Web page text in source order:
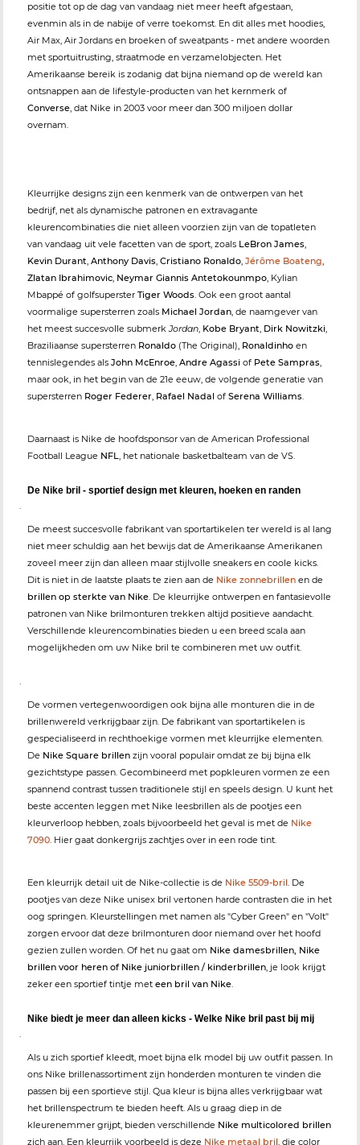
positie tot op de dag van vandaag niet meer heeft afgestaan,
evenmin als in de nabije of verre toekomst. En dit alles met hoodies,
Air Max, Air Jordans en broeken of sweatpants - met andere woorden
met sportuitrusting, straatmode en verzamelobjecten. Het
Amerikaanse bereik is zodanig dat bijna niemand op de wereld kan
ontsnappen aan de lifestyle-producten van het kernmerk of
Converse, dat Nike in 2003 voor meer dan 300 miljoen dollar
overnam.
Kleurrijke designs zijn een kenmerk van de ontwerpen van het
bedrijf, net als dynamische patronen en extravagante
kleurencombinaties die niet alleen voorzien zijn van de topatleten
van vandaag uit vele facetten van de sport, zoals LeBron James,
Kevin Durant, Anthony Davis, Cristiano Ronaldo, Jérôme Boateng,
Zlatan Ibrahimovic, Neymar Giannis Antetokounmpo, Kylian
Mbappé of golfsuperster Tiger Woods. Ook een groot aantal
voormalige supersterren zoals Michael Jordan, de naamgever van
het meest succesvolle submerkJordan, Kobe Bryant, Dirk Nowitzki,
Braziliaanse supersterren Ronaldo (The Original), Ronaldinho en
tennislegendes als John McEnroe, Andre Agassi of Pete Sampras,
maar ook, in het begin van de 21e eeuw, de volgende generatie van
supersterren Roger Federer, Rafael Nadal of Serena Williams.
Daarnaast is Nike de hoofdsponsor van de American Professional
Football League NFL, het nationale basketbalteam van de VS.
De Nike bril - sportief design met kleuren, hoeken en randen
.
De meest succesvolle fabrikant van sportartikelen ter wereld is al lang
niet meer schuldig aan het bewijs dat de Amerikaanse Amerikanen
zoveel meer zijn dan alleen maar stijlvolle sneakers en coole kicks.
Dit is niet in de laatste plaats te zien aan de Nike zonnebrillen en de
brillen op sterkte van Nike. De kleurrijke ontwerpen en fantasievolle
patronen van Nike brilmonturen trekken altijd positieve aandacht.
Verschillende kleurencombinaties bieden u een breed scala aan
mogelijkheden om uw Nike bril te combineren met uw outfit.
.
De vormen vertegenwoordigen ook bijna alle monturen die in de
brillenwereld verkrijgbaar zijn. De fabrikant van sportartikelen is
gespecialiseerd in rechthoekige vormen met kleurrijke elementen.
De Nike Square brillen zijn vooral populair omdat ze bij bijna elk
gezichtstype passen. Gecombineerd met popkleuren vormen ze een
spannend contrast tussen traditionele stijl en speels design. U kunt het
beste accenten leggen met Nike leesbrillen als de pootjes een
kleurverloop hebben, zoals bijvoorbeeld het geval is met de Nike
7090. Hier gaat donkergrijs zachtjes over in een rode tint.
Een kleurrijk detail uit de Nike-collectie is de Nike 5509-bril. De
pootjes van deze Nike unisex bril vertonen harde contrasten die in het
oog springen. Kleurstellingen met namen als "Cyber Green" en "Volt"
zorgen ervoor dat deze brilmonturen door niemand over het hoofd
gezien zullen worden. Of het nu gaat om Nike damesbrillen, Nike
brillen voor heren of Nike juniorbrillen / kinderbrillen, je look krijgt
zeker een sportief tintje met een bril van Nike.
Nike biedt je meer dan alleen kicks - Welke Nike bril past bij mij
.
Als u zich sportief kleedt, moet bijna elk model bij uw outfit passen. In
ons Nike brillenassortiment zijn honderden monturen te vinden die
passen bij een sportieve stijl. Qua kleur is bijna alles verkrijgbaar wat
het brillenspectrum te bieden heeft. Als u graag diep in de
kleurenemmer grijpt, bieden verschillende Nike multicolored brillen
zich aan. Een kleurrijk voorbeeld is deze Nike metaal bril, die color